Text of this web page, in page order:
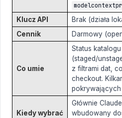
Klucz API
Brak (działa
Cennik
Darmowy
Co umie
Status
(staged/
z filtrami dat,
checkout.
Kiedy wybrać
Głównie
wbudowany